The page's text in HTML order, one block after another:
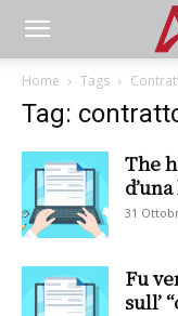
Home Tags
Tag:
The
31
Fu
sull’